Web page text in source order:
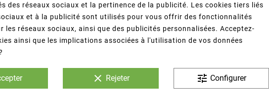
Vous Aimerez Aussi
des réseaux sociaux et la pertinence de la publicité. Les cookies tiers liés
et à la publicité sont utilisés pour vous offrir des fonctionnalités
les réseaux sociaux, ainsi que des publicités personnalisées. Acceptez-
ainsi que les implications associées à l'utilisation de vos données
clear Rejeter tune Configurer